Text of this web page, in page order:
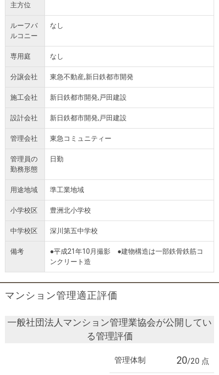
主方位
ルーフバ
ルコニー
なし
専用庭 なし
分譲会社 東急不動産,新日鉄都市開発
施工会社 新日鉄都市開発,戸田建設
設計会社 新日鉄都市開発,戸田建設
管理会社 東急コミュニティー
管理員の
勤務形態
日勤
用途地域 準工業地域
小学校区 豊洲北小学校
中学校区 深川第五中学校
備考
●平成21年10月撮影 ●建物構造は一部鉄骨鉄筋コ
ンクリート造
マンション管理適正評価
一般社団法人マンション管理業協会が公開してい
る管理評価
管理体制 20/20 点